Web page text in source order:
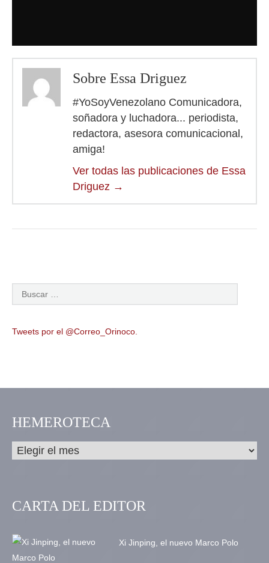
Sobre Essa Driguez
#YoSoyVenezolano Comunicadora,
soñadora y luchadora... periodista,
redactora, asesora comunicacional,
amiga!
Ver todas las publicaciones de Essa
Driguez →
Tweets por el @Correo_Orinoco.
HEMEROTECA
CARTA DEL EDITOR
Xi Jinping, el nuevo Marco Polo